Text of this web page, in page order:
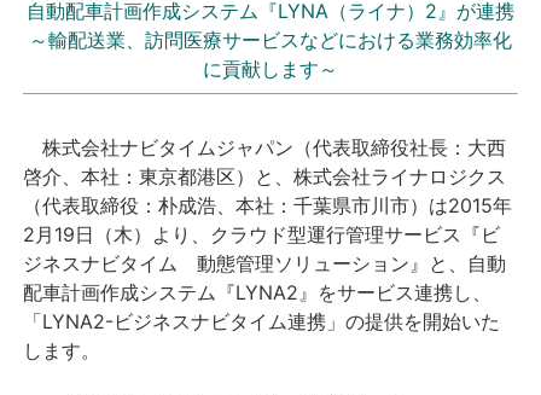
個人向けサービス
法人向けサービス
採用情報
English
自動配車計画作成システム『LYNA（ライナ）2』が連携
～輸配送業、訪問医療サービスなどにおける業務効率化
に貢献します～
株式会社ナビタイムジャパン（代表取締役社長：大西
啓介、本社：東京都港区）と、株式会社ライナロジクス
（代表取締役：朴成浩、本社：千葉県市川市）は2015年
2月19日（木）より、クラウド型運行管理サービス『ビ
ジネスナビタイム 動態管理ソリューション』と、自動
配車計画作成システム『LYNA2』をサービス連携し、
「LYNA2-ビジネスナビタイム連携」の提供を開始いた
します。